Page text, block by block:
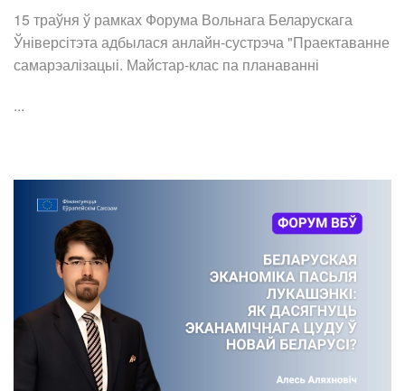
15 траўня ў рамках Форума Вольнага Беларускага
Ўніверсітэта адбылася анлайн-сустрэча "Праектаванне
самарэалізацыі. Майстар-клас па планаванні
...